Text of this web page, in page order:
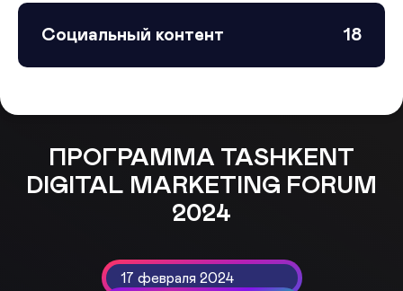
Социальный контент 18
ПРОГРАММА TASHKENT
DIGITAL MARKETING FORUM
2024
17 февраля 2024